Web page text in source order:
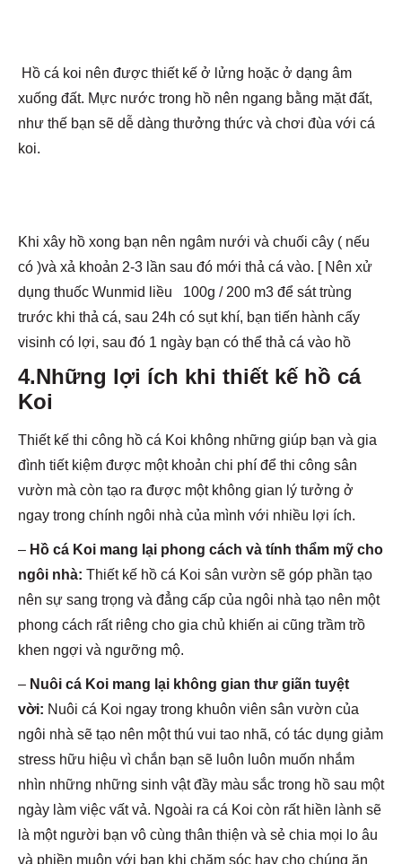
Hồ cá koi nên được thiết kế ở lửng hoặc ở dạng âm
xuống đất. Mực nước trong hồ nên ngang bằng mặt đất,
như thế bạn sẽ dễ dàng thưởng thức và chơi đùa với cá
koi.
Khi xây hồ xong bạn nên ngâm nưới và chuối cây ( nếu
có )và xả khoản 2-3 lần sau đó mới thả cá vào. [ Nên xử
dụng thuốc Wunmid liều 100g / 200 m3 để sát trùng
trước khi thả cá, sau 24h có sụt khí, bạn tiến hành cấy
visinh có lợi, sau đó 1 ngày bạn có thể thả cá vào hồ
4.Những lợi ích khi thiết kế hồ cá
Koi
Thiết kế thi công hồ cá Koi không những giúp bạn và gia
đình tiết kiệm được một khoản chi phí để thi công sân
vườn mà còn tạo ra được một không gian lý tưởng ở
ngay trong chính ngôi nhà của mình với nhiều lợi ích.
– Hồ cá Koi mang lại phong cách và tính thẩm mỹ cho
ngôi nhà: Thiết kế hồ cá Koi sân vườn sẽ góp phần tạo
nên sự sang trọng và đẳng cấp của ngôi nhà tạo nên một
phong cách rất riêng cho gia chủ khiến ai cũng trầm trồ
khen ngợi và ngưỡng mộ.
– Nuôi cá Koi mang lại không gian thư giãn tuyệt
vời: Nuôi cá Koi ngay trong khuôn viên sân vườn của
ngôi nhà sẽ tạo nên một thú vui tao nhã, có tác dụng giảm
stress hữu hiệu vì chắn bạn sẽ luôn luôn muốn nhắm
nhìn những những sinh vật đầy màu sắc trong hồ sau một
ngày làm việc vất vả. Ngoài ra cá Koi còn rất hiền lành sẽ
là một người bạn vô cùng thân thiện và sẻ chia mọi lo âu
và phiền muộn với bạn khi chăm sóc hay cho chúng ăn